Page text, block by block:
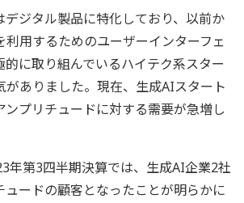
デジタル製品に特化しており、以前か
利用するためのユーザーインターフェ
的に取り組んでいるハイテク系スター
がありました。現在、生成AIスタート
ンプリチュードに対する需要が急増し
年第3四半期決算では、生成AI企業2社
ュードの顧客となったことが明らかに